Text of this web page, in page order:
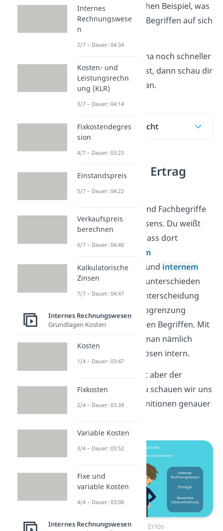
einem ganz einfachen Beispiel, was
es mit den beiden Begriffen auf sich
hat.
Wenn du das Thema noch schneller
verstehen möchtest, dann schau dir
unserVideo dazu an.
Inhaltsübersicht
Unterschied Ertrag
Erlös
Ertrag und Erlös sind Fachbegriffe
des Rechnungswesens. Du weißt
bestimmt schon, dass dort
externem
Rechnungswesen
und internem
Rechnungswesen
unterschieden
wird. Auf dieser Unterscheidung
basiert auch die Abgrenzung
zwischen den beiden Begriffen. Mit
Erträgen rechnet man nämlich
extern und mit Erlösen intern.
Was genau ist jetzt aber der
Unterschied? Dazu schauen wir uns
die jeweiligen Definitionen genauer
Ertrag Erlös
Internes
Rechnungswese
n
2/7 – Dauer: 04:34
Kosten- und
Leistungsrechn
ung (KLR)
3/7 – Dauer: 04:14
Fixkostendegres
sion
4/7 – Dauer: 03:23
Einstandspreis
5/7 – Dauer: 04:22
Verkaufspreis
berechnen
6/7 – Dauer: 04:40
Kalkulatorische
Zinsen
7/7 – Dauer: 04:47
Internes Rechnungswesen
Grundlagen Kosten
Kosten
1/4 – Dauer: 03:47
Fixkosten
2/4 – Dauer: 03:39
Variable Kosten
3/4 – Dauer: 03:52
Fixe und
variable Kosten
4/4 – Dauer: 03:08
Internes Rechnungswesen